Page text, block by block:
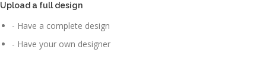
Upload a full design
- Have a complete design
- Have your own designer